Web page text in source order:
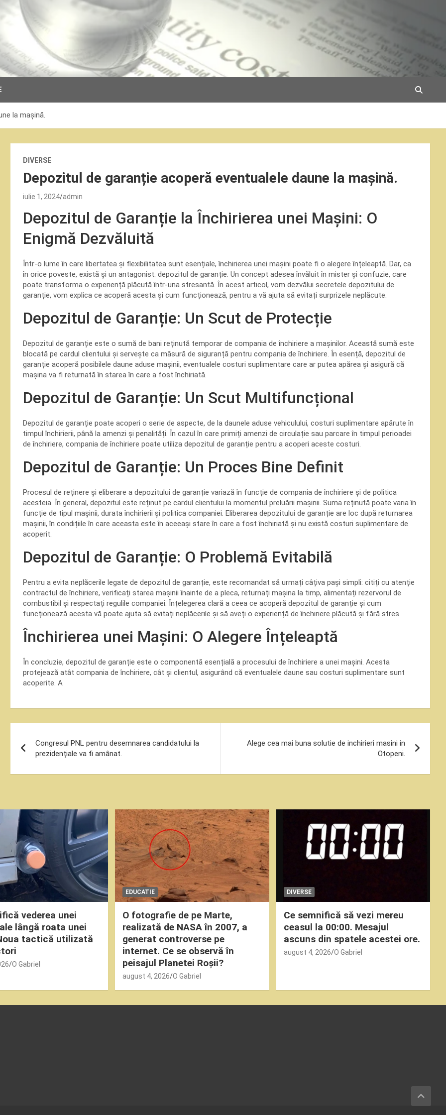
la mașină.
DIVERSE
Depozitul de garanție acoperă eventualele daune la mașină.
iulie 1, 2024 admin
Depozitul de Garanție la Închirierea unei Mașini: O
Enigmă Dezvăluită
Într-o lume în care libertatea și flexibilitatea sunt esențiale, închirierea unei mașini poate fi o alegere înțeleaptă. Dar, ca
în orice poveste, există și un antagonist: depozitul de garanție. Un concept adesea învăluit în mister și confuzie, care
poate transforma o experiență plăcută într-una stresantă. În acest articol, vom dezvălui secretele depozitului de
garanție, vom explica ce acoperă acesta și cum funcționează, pentru a vă ajuta să evitați surprizele neplăcute.
Depozitul de Garanție: Un Scut de Protecție
Depozitul de garanție este o sumă de bani reținută temporar de compania de închiriere a mașinilor. Această sumă este
blocată pe cardul clientului și servește ca măsură de siguranță pentru compania de închiriere. În esență, depozitul de
garanție acoperă posibilele daune aduse mașinii, eventualele costuri suplimentare care ar putea apărea și asigură că
mașina va fi returnată în starea în care a fost închiriată.
Depozitul de Garanție: Un Scut Multifuncțional
Depozitul de garanție poate acoperi o serie de aspecte, de la daunele aduse vehiculului, costuri suplimentare apărute în
timpul închirierii, până la amenzi și penalități. În cazul în care primiți amenzi de circulație sau parcare în timpul perioadei
de închiriere, compania de închiriere poate utiliza depozitul de garanție pentru a acoperi aceste costuri.
Depozitul de Garanție: Un Proces Bine Definit
Procesul de reținere și eliberare a depozitului de garanție variază în funcție de compania de închiriere și de politica
acesteia. În general, depozitul este reținut pe cardul clientului la momentul preluării mașinii. Suma reținută poate varia în
funcție de tipul mașinii, durata închirierii și politica companiei. Eliberarea depozitului de garanție are loc după returnarea
mașinii, în condițiile în care aceasta este în aceeași stare în care a fost închiriată și nu există costuri suplimentare de
acoperit.
Depozitul de Garanție: O Problemă Evitabilă
Pentru a evita neplăcerile legate de depozitul de garanție, este recomandat să urmați câțiva pași simpli: citiți cu atenție
contractul de închiriere, verificați starea mașinii înainte de a pleca, returnați mașina la timp, alimentați rezervorul de
combustibil și respectați regulile companiei. Înțelegerea clară a ceea ce acoperă depozitul de garanție și cum
funcționează acesta vă poate ajuta să evitați neplăcerile și să aveți o experiență de închiriere plăcută și fără stres.
Închirierea unei Mașini: O Alegere Înțeleaptă
În concluzie, depozitul de garanție este o componentă esențială a procesului de închiriere a unei mașini. Acesta
protejează atât compania de închiriere, cât și clientul, asigurând că eventualele daune sau costuri suplimentare sunt
acoperite. A
în
articole
Congresul PNL pentru desemnarea candidatului la
prezidențiale va fi amânat.
Alege cea mai buna solutie de inchirieri masini in
Otopeni.
vederea unei
lângă roata unei
tactică utilizată
O Gabriel
EDUCATIE
O fotografie de pe Marte,
realizată de NASA în 2007, a
generat controverse pe
internet. Ce se observă în
peisajul Planetei Roșii?
august 4, 2026 O Gabriel
DIVERSE
Ce semnifică să vezi mereu
ceasul la 00:00. Mesajul
ascuns din spatele acestei ore.
august 4, 2026 O Gabriel